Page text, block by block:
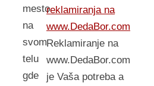
mesto
na
svom
telu
gde
reklamiranja na
www.DedaBor.com
Reklamiranje na
www.DedaBor.com
je Vaša potreba a